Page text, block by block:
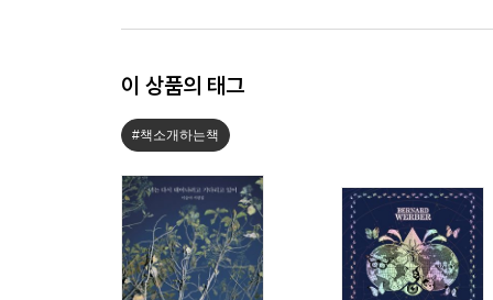
이 상품의 태그
#책소개하는책